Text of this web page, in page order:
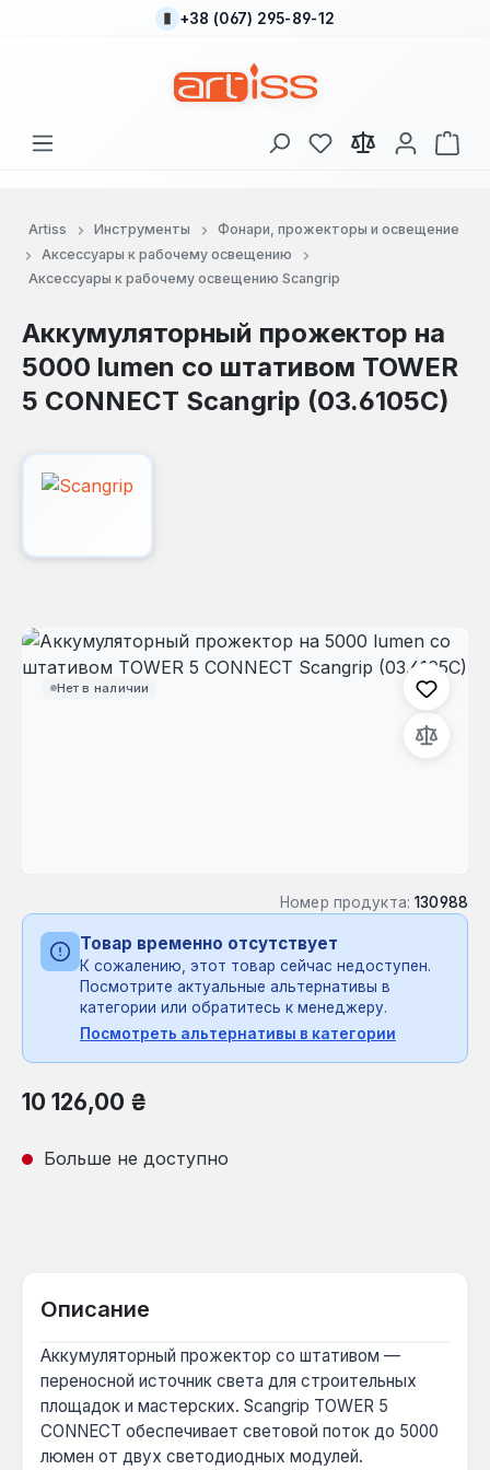
Перейти к основному содержанию
+38 (067) 295-89-12
У вас есть товары
В
Artiss Инструменты
Фонари, прожекторы и освещение
Аксессуары к рабочему освещению
Аксессуары к рабочему освещению Scangrip
Аккумуляторный прожектор на
5000 lumen со штативом TOWER
5 CONNECT Scangrip (03.6105C)
Нет в наличии
Пропустить галерею изображений
Номер продукта: 130988
Товар временно отсутствует
К сожалению, этот товар сейчас недоступен.
Посмотрите актуальные альтернативы в
категории или обратитесь к менеджеру.
Посмотреть альтернативы в категории
Обычная цена:
10 126,00 ₴
Больше не доступно
Описание
Аккумуляторный прожектор со штативом —
переносной источник света для строительных
площадок и мастерских. Scangrip TOWER 5
CONNECT обеспечивает световой поток до 5000
люмен от двух светодиодных модулей.